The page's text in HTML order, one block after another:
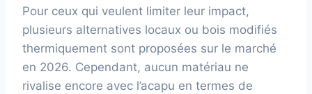
Pour ceux qui veulent limiter leur impact,
plusieurs alternatives locaux ou bois modifiés
thermiquement sont proposées sur le marché
en 2026. Cependant, aucun matériau ne
rivalise encore avec l’acapu en termes de